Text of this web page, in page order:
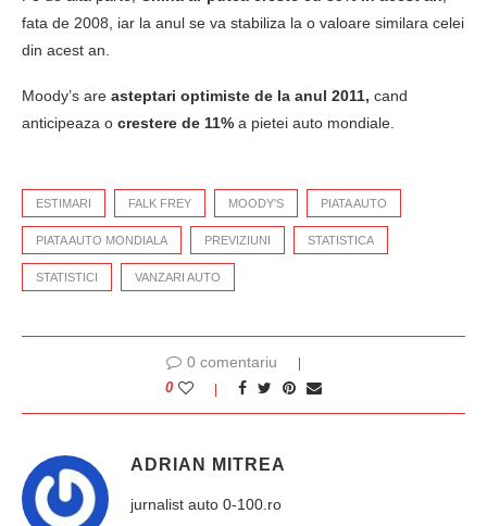
fata de 2008, iar la anul se va stabiliza la o valoare similara celei
din acest an.
Moody’s are asteptari optimiste de la anul 2011, cand
anticipeaza o crestere de 11% a pietei auto mondiale.
ESTIMARI FALK FREY MOODY'S PIATA AUTO
PIATA AUTO MONDIALA PREVIZIUNI STATISTICA
STATISTICI VANZARI AUTO
0 comentariu
0
ADRIAN MITREA
jurnalist auto 0-100.ro